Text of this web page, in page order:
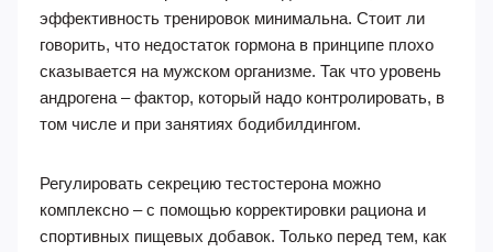
эффективность тренировок минимальна. Стоит ли
говорить, что недостаток гормона в принципе плохо
сказывается на мужском организме. Так что уровень
андрогена – фактор, который надо контролировать, в
том числе и при занятиях бодибилдингом.
Регулировать секрецию тестостерона можно
комплексно – с помощью корректировки рациона и
спортивных пищевых добавок. Только перед тем, как